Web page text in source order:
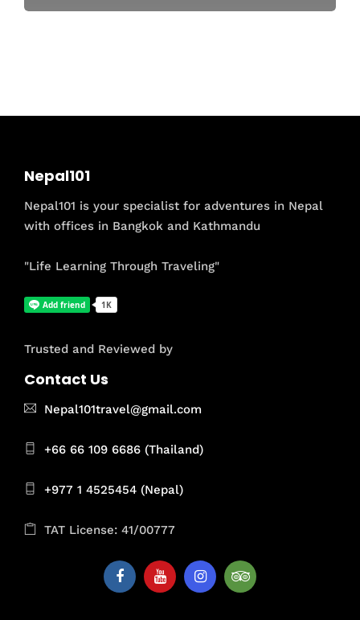
Nepal101
Nepal101 is your specialist for adventures in Nepal
with offices in Bangkok and Kathmandu
"Life Learning Through Traveling"
Trusted and Reviewed by
Contact Us
Nepal101travel@gmail.com
+66 66 109 6686 (Thailand)
+977 1 4525454 (Nepal)
TAT License: 41/00777